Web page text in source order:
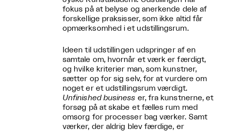
fokus på at belyse og anerkende dele af
forskellige praksisser, som ikke altid får
opmærksomhed i et udstillingsrum.
Ideen til udstillingen udspringer af en
samtale om, hvornår et værk er færdigt,
og hvilke kriterier man, som kunstner,
sætter op for sig selv, for at vurdere om
noget er et udstillingsrum værdigt.
Unfinished business er, fra kunstnerne, et
forsøg på at skabe et fælles rum med
omsorg for processer bag værker. Samt
værker, der aldrig blev færdige, er